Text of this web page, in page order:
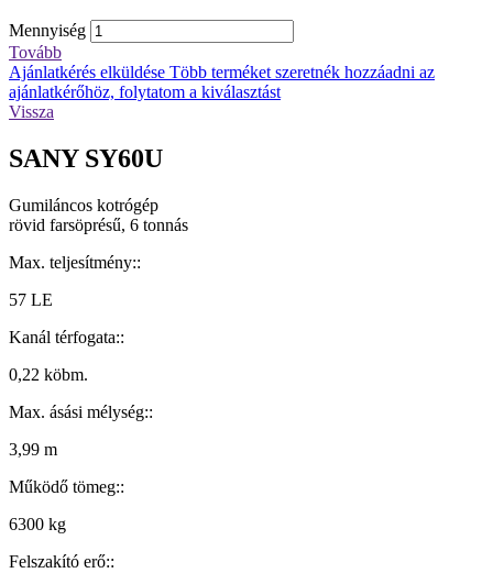
Mennyiség
Tovább
Ajánlatkérés elküldése Több terméket szeretnék hozzáadni az
ajánlatkérőhöz, folytatom a kiválasztást
Vissza
SANY SY60U
Gumiláncos kotrógép
rövid farsöprésű, 6 tonnás
Max. teljesítmény::
57 LE
Kanál térfogata::
0,22 köbm.
Max. ásási mélység::
3,99 m
Működő tömeg::
6300 kg
Felszakító erő::